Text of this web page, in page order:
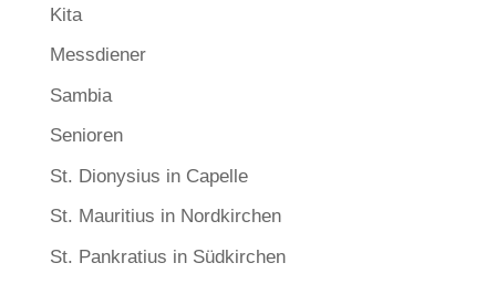
Kita
Messdiener
Sambia
Senioren
St. Dionysius in Capelle
St. Mauritius in Nordkirchen
St. Pankratius in Südkirchen